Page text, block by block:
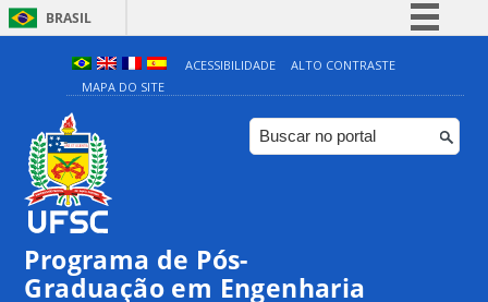
BRASIL
Simplifique!
Comunica BR
Participe
ACESSIBILIDADE
ALTO CONTRASTE
MAPA DO SITE
Programa de Pós-
Graduação em Engenharia